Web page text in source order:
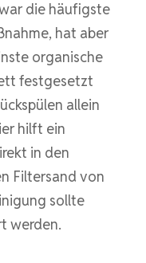
die häufigste
hat aber
organische
festgesetzt
allein
hilft ein
in den
Filtersand von
sollte
werden.